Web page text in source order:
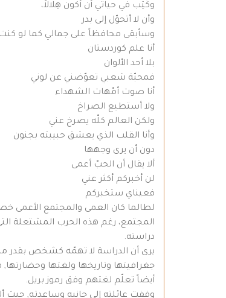
وكُتِب في حياتي أن أكون هِلالاً،
وأن لا أتحوّل إلى بدر
وسأبقى محافظاً على جمالي كما لو كنت
أنا علم كوردستان
بلا أحد الألوان
فمحبّة شعبي تعوّضني عن لوني
أنا صوت أمّهات الشهداء
ولا أستطيع الصراخ
ولكن العالم كلّه يصرخ عني
وأنا القلب الذي يعشق حبيبته بجنون
دون أن يرى وجهها
ألا يقال أن الحبّ أعمى
لن أخبركم أكثر عني
فعيناي ستخبركم
لطالما كان العمى والمجتمع الأعمى
المجتمع، رغم هذه الحرب المشتعلة
دراسته.
يرى أن الدراسة لا تهمّه كشخص بقدر ما
جغرافيتها وتاريخها ولغتها
أيضاً تعلّم لغتهم وفق رموز بريل.
وقفت عائلته إلى جانبه وساعدته, حيث